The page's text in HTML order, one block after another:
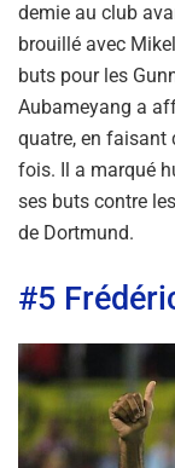
demie au club
brouillé avec
buts pour les
Aubameyang a
quatre, en faisant
fois. Il a marqué
ses buts contre
de Dortmund.
#5